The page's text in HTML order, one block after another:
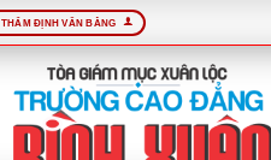
THẨM ĐỊNH VĂN BẰNG